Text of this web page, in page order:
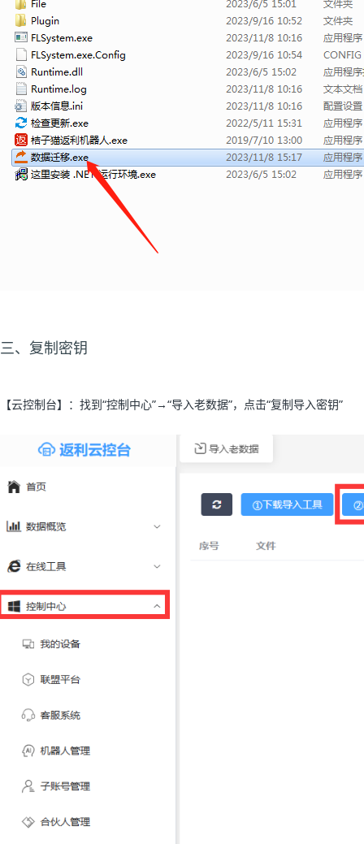
三、复制密钥
【云控制台】：找到“控制中心”→“导入老数据”，点击“复制导入密钥”